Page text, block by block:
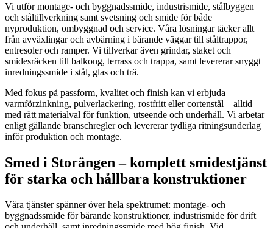
Vi utför montage- och byggnadssmide, industrismide, stålbyggen
och ståltillverkning samt svetsning och smide för både
nyproduktion, ombyggnad och service. Våra lösningar täcker allt
från avväxlingar och avbärning i bärande väggar till ståltrappor,
entresoler och ramper. Vi tillverkar även grindar, staket och
smidesräcken till balkong, terrass och trappa, samt levererar snyggt
inredningssmide i stål, glas och trä.
Med fokus på passform, kvalitet och finish kan vi erbjuda
varmförzinkning, pulverlackering, rostfritt eller cortenstål – alltid
med rätt materialval för funktion, utseende och underhåll. Vi arbetar
enligt gällande branschregler och levererar tydliga ritningsunderlag
inför produktion och montage.
Smed i Storängen – komplett smidestjänst
för starka och hållbara konstruktioner
Våra tjänster spänner över hela spektrumet: montage- och
byggnadssmide för bärande konstruktioner, industrismide för drift